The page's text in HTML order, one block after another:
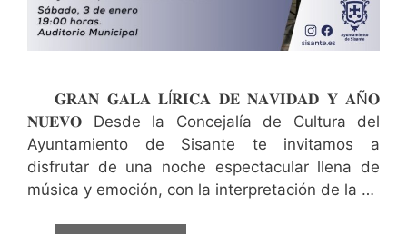
𝐆𝐑𝐀𝐍 𝐆𝐀𝐋𝐀 𝐋Í𝐑𝐈𝐂𝐀 𝐃𝐄 𝐍𝐀𝐕𝐈𝐃𝐀𝐃 𝐘 𝐀Ñ𝐎
𝐍𝐔𝐄𝐕𝐎 Desde la Concejalía de Cultura del
Ayuntamiento de Sisante te invitamos a
disfrutar de una noche espectacular llena de
música y emoción, con la interpretación de la …